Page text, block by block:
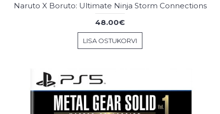
Naruto X Boruto: Ultimate Ninja Storm Connections
48.00€
LISA OSTUKORVI